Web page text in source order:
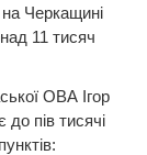
на Черкащині
11 тисяч
ОВА Ігор
пів тисячі